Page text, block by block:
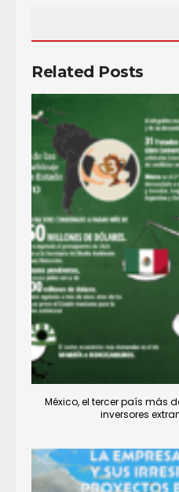
Related Posts
México, el tercer país más
inversores